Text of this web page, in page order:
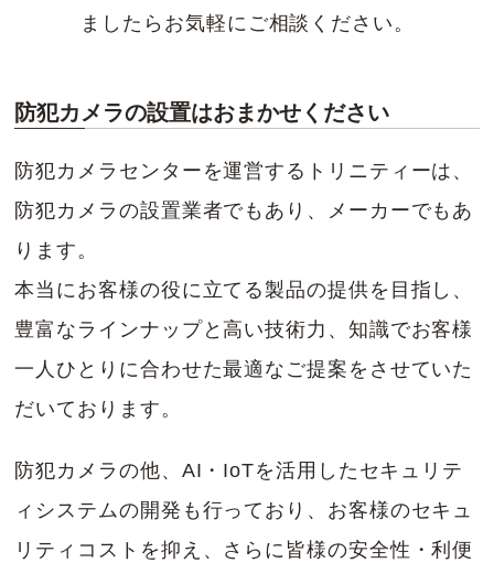
ましたらお気軽にご相談ください。
防犯カメラの設置はおまかせください
防犯カメラセンターを運営するトリニティーは、
防犯カメラの設置業者でもあり、メーカーでもあ
ります。
本当にお客様の役に立てる製品の提供を目指し、
豊富なラインナップと高い技術力、知識でお客様
一人ひとりに合わせた最適なご提案をさせていた
だいております。
防犯カメラの他、AI・IoTを活用したセキュリテ
ィシステムの開発も行っており、お客様のセキュ
リティコストを抑え、さらに皆様の安全性・利便